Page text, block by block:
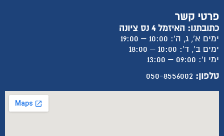
פרטי קשר
כתובתנו: האיזמל 4 נס ציונה
ימים א', ג, ה': 10:00 – 19:00
ימים ב', ד': 10:00 – 18:00
ימי ו': 09:00 – 13:00
טלפון: 050-8556002